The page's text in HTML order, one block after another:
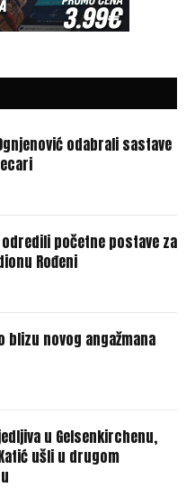
odabrali sastave
početne postave za
Rođeni
blizu novog angažmana
u Gelsenkirchenu,
ušli u drugom